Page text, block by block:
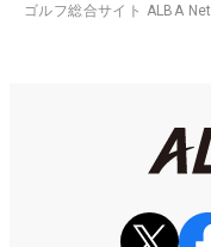
ゴルフ総合サイト ALBA Net